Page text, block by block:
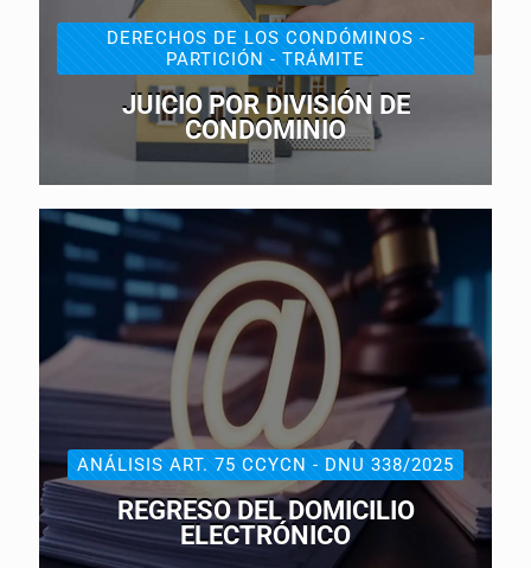
DERECHOS DE LOS CONDÓMINOS -
PARTICIÓN - TRÁMITE
JUICIO POR DIVISIÓN DE
CONDOMINIO
ANÁLISIS ART. 75 CCYCN - DNU 338/2025
REGRESO DEL DOMICILIO
ELECTRÓNICO